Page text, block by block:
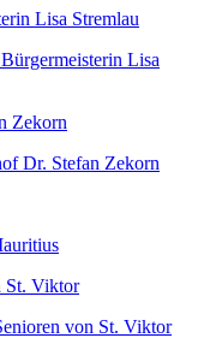
Lisa
Dr. Stefan Zekorn
von St. Viktor